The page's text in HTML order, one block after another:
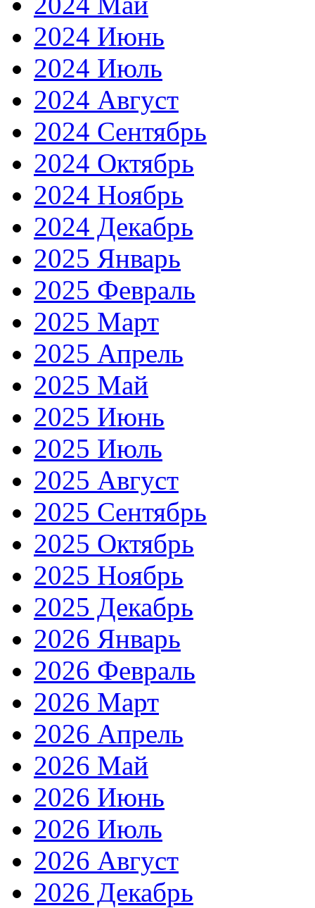
2024 Июнь
2024 Июль
2024 Август
2024 Сентябрь
2024 Октябрь
2024 Ноябрь
2024 Декабрь
2025 Январь
2025 Февраль
2025 Март
2025 Апрель
2025 Май
2025 Июнь
2025 Июль
2025 Август
2025 Сентябрь
2025 Октябрь
2025 Ноябрь
2025 Декабрь
2026 Январь
2026 Февраль
2026 Март
2026 Апрель
2026 Май
2026 Июнь
2026 Июль
2026 Август
2026 Декабрь